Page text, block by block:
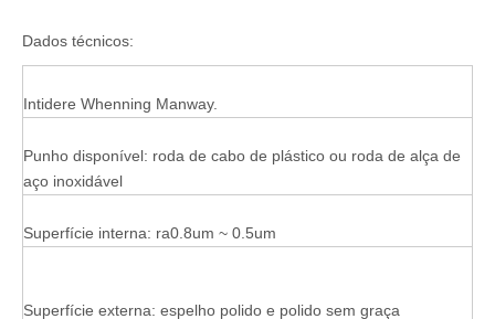
Dados técnicos:
Intidere Whenning Manway.
Punho disponível: roda de cabo de plástico ou roda de alça de
aço inoxidável
Superfície interna: ra0.8um ~ 0.5um
Superfície externa: espelho polido e polido sem graça